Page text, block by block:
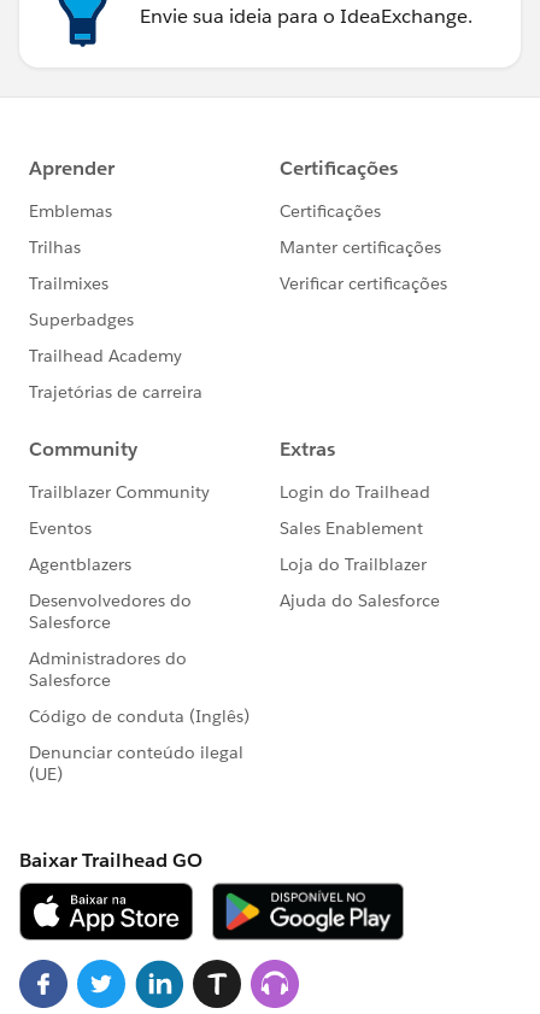
Envie sua ideia para o IdeaExchange.